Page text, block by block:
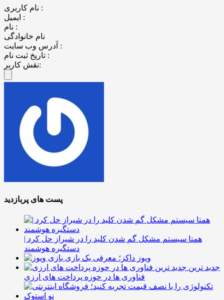
نام کاربری :
ایمیل :
نام :
نام خانوادگی
آدرس وب سایت :
تاریخ ثبت نام :
نقش کاربر:
پست های پربازدید
همتا سیستم مشکل گم شدن کلید را در شیراز حل کرد |
دستگیره هوشمند
ویوز داکز؛ معرفی یک بازی
جدید ترین
فناوری ها در حوزه پرداخت های ارزی